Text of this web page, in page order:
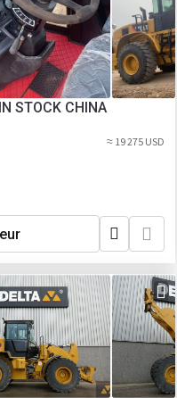
STOCK CHINA
≈ 19 275 USD